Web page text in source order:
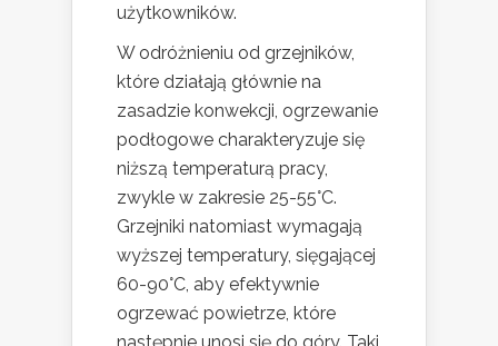
użytkowników.
W odróżnieniu od grzejników,
które działają głównie na
zasadzie konwekcji, ogrzewanie
podłogowe charakteryzuje się
niższą temperaturą pracy,
zwykle w zakresie 25-55°C.
Grzejniki natomiast wymagają
wyższej temperatury, sięgającej
60-90°C, aby efektywnie
ogrzewać powietrze, które